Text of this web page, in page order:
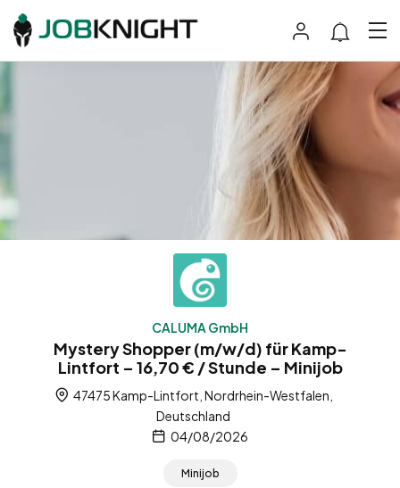
CALUMA GmbH
Mystery Shopper (m/w/d) für Kamp-
Lintfort – 16,70 € / Stunde – Minijob
47475 Kamp-Lintfort, Nordrhein-Westfalen,
Deutschland
04/08/2026
Minijob